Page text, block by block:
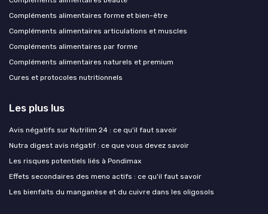
Compléments alimentaires forme et bien-être
Compléments alimentaires articulations et muscles
Compléments alimentaires par forme
Compléments alimentaires naturels et premium
Cures et protocoles nutritionnels
Les plus lus
Avis négatifs sur Nutrilim 24 : ce qu'il faut savoir
Nutra digest avis négatif : ce que vous devez savoir
Les risques potentiels liés à Pondimax
Effets secondaires des meno actifs : ce qu'il faut savoir
Les bienfaits du manganèse et du cuivre dans les oligosols